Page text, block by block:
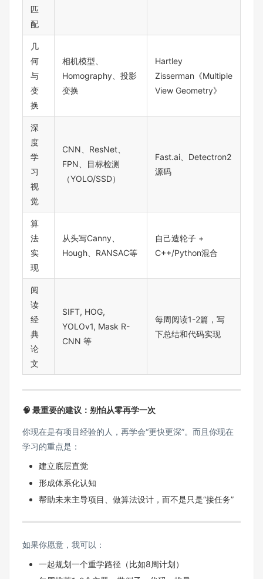
匹
配
几
何
与
变
换
相机模型、
Homography、投影
变换
Hartley
Zisserman《Multiple
View Geometry》
深
度
学
习
视
觉
CNN、ResNet、
FPN、目标检测
（YOLO/SSD）
Fast.ai、Detectron2
源码
算
法
实
现
从头写Canny、
Hough、RANSAC等
自己造轮子 +
C++/Python混合
阅
读
经
典
论
文
SIFT, HOG,
YOLOv1, Mask R-
CNN 等
每周阅读1-2篇，写
下总结和代码实现
🧠 最重要的建议：别怕从零再学一次
你现在是有项目经验的人，再学会“更快更深”。而且你现在
学习的重点是：
建立底层直觉
形成体系化认知
帮助未来主导项目、做算法设计，而不是只是“接任务”
如果你愿意，我可以：
一起规划一个重学路径（比如8周计划）